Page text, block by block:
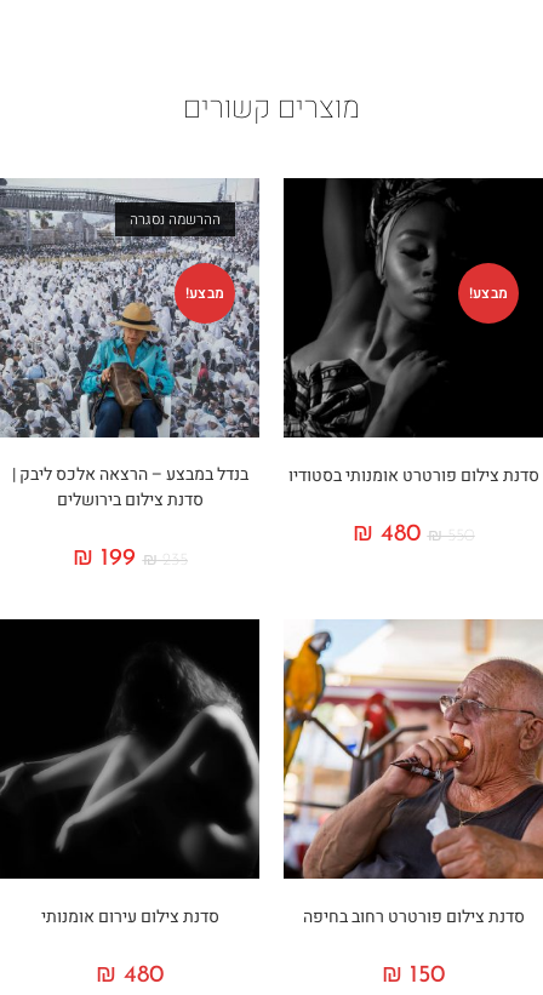
מוצרים קשורים
מבצע!
סדנת צילום פורטרט אומנותי בסטודיו
₪550
₪ 480
ההרשמה נסגרה
מבצע!
בנדל במבצע – הרצאה אלכס ליבק |
סדנת צילום בירושלים
₪235
₪ 199
סדנת צילום פורטרט רחוב בחיפה
₪ 150
סדנת צילום עירום אומנותי
₪ 480